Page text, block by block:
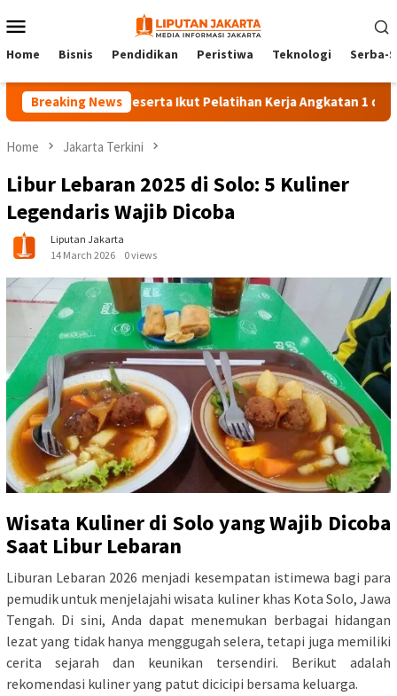
to
Menu
Home Bisnis Pendidikan Peristiwa Teknologi Serba-
Breaking News
140 Peserta Ikut Pelatihan Kerja Angkatan 1 di PPKD Jaksel
Home Jakarta Terkini
Libur Lebaran 2025 di Solo: 5 Kuliner
Legendaris Wajib Dicoba
Liputan Jakarta
14 March 2026
0 views
Wisata Kuliner di Solo yang Wajib Dicoba
Saat Libur Lebaran
Liburan Lebaran 2026 menjadi kesempatan istimewa bagi para
pemudik untuk menjelajahi wisata kuliner khas Kota Solo, Jawa
Tengah. Di sini, Anda dapat menemukan berbagai hidangan
lezat yang tidak hanya menggugah selera, tetapi juga memiliki
cerita sejarah dan keunikan tersendiri. Berikut adalah
rekomendasi kuliner yang patut dicicipi bersama keluarga.